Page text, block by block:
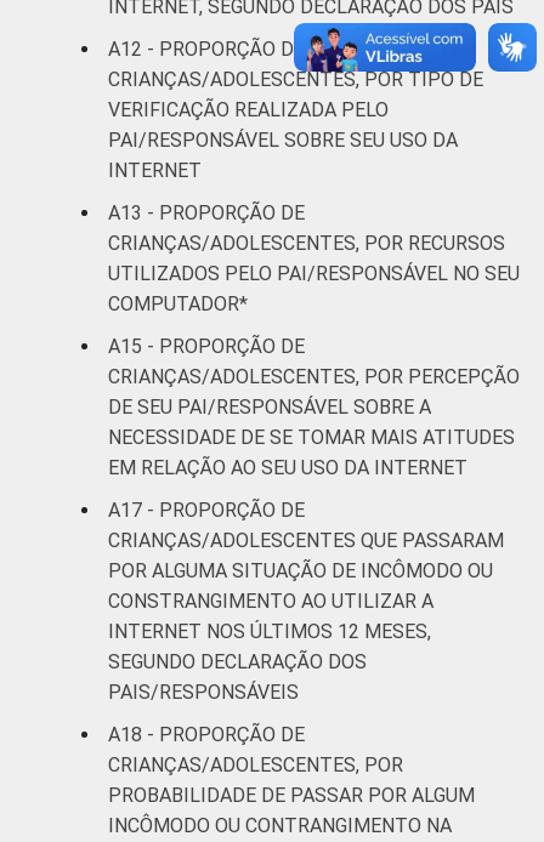
INTERNET, SEGUNDO DECLARAÇÃO DOS PAIS
A12 - PROPORÇÃO DE
CRIANÇAS/ADOLESCENTES, POR TIPO DE
VERIFICAÇÃO REALIZADA PELO
PAI/RESPONSÁVEL SOBRE SEU USO DA
INTERNET
A13 - PROPORÇÃO DE
CRIANÇAS/ADOLESCENTES, POR RECURSOS
UTILIZADOS PELO PAI/RESPONSÁVEL NO SEU
COMPUTADOR*
A15 - PROPORÇÃO DE
CRIANÇAS/ADOLESCENTES, POR PERCEPÇÃO
DE SEU PAI/RESPONSÁVEL SOBRE A
NECESSIDADE DE SE TOMAR MAIS ATITUDES
EM RELAÇÃO AO SEU USO DA INTERNET
A17 - PROPORÇÃO DE
CRIANÇAS/ADOLESCENTES QUE PASSARAM
POR ALGUMA SITUAÇÃO DE INCÔMODO OU
CONSTRANGIMENTO AO UTILIZAR A
INTERNET NOS ÚLTIMOS 12 MESES,
SEGUNDO DECLARAÇÃO DOS
PAIS/RESPONSÁVEIS
A18 - PROPORÇÃO DE
CRIANÇAS/ADOLESCENTES, POR
PROBABILIDADE DE PASSAR POR ALGUM
INCÔMODO OU CONTRANGIMENTO NA